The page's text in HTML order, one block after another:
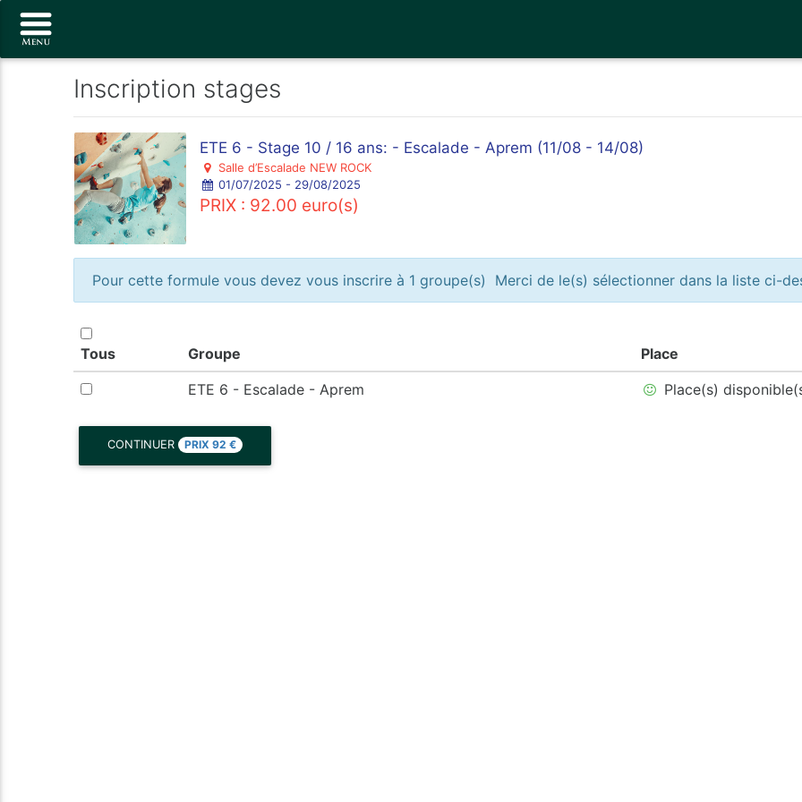
Inscription stages
ETE 6 - Stage 10 / 16 ans: - Escalade - Aprem (11/08 - 14/08)
Salle d’Escalade NEW ROCK
01/07/2025 - 29/08/2025
PRIX : 92.00 euro(s)
Pour cette formule vous devez vous inscrire à 1 groupe(s) Merci de le(s) sélectionner dans la liste ci-
Tous Groupe
Place
ETE 6 - Escalade - Aprem
Place(s)
CONTINUER PRIX92€